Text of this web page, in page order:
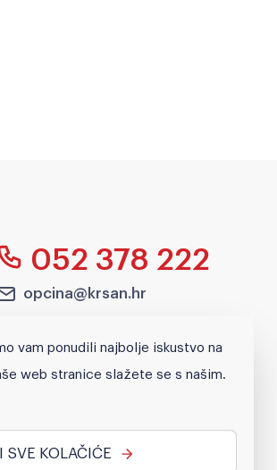
052 378 222
opcina@krsan.hr
Kršan
vam ponudili najbolje iskustvo na
web stranice slažete se s našim.
SVE KOLAČIĆE